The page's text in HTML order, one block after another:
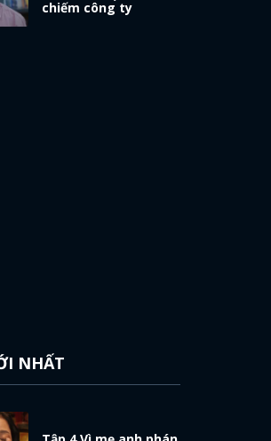
chiếm công ty
NHẤT